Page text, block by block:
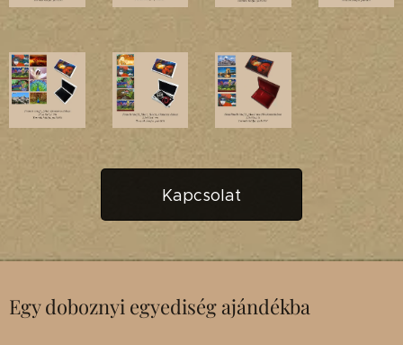
Kapcsolat
Egy doboznyi egyediség ajándékba